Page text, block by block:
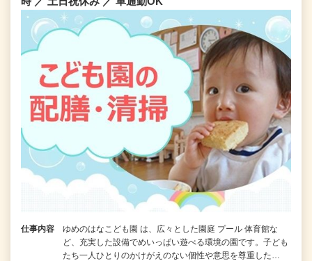
仕事内容
ゆめのはなこども園 は、広々とした園庭 プール 体育館な
ど、充実した設備でめいっぱい遊べる環境の園です。子ども
たち一人ひとりのかけがえのない個性や意思を尊重した…